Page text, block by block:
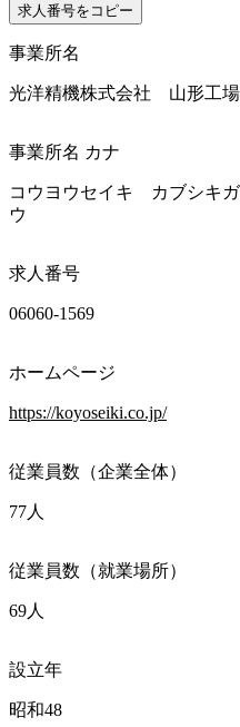
求人番号をコピー
事業所名
光洋精機株式会社　山形工場
事業所名 カナ
コウヨウセイキ　カブシキ
ウ
求人番号
06060-1569
ホームページ
https://koyoseiki.co.jp/
従業員数（企業全体）
77人
従業員数（就業場所）
69人
設立年
昭和48